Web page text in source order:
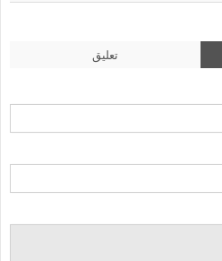
تعليق